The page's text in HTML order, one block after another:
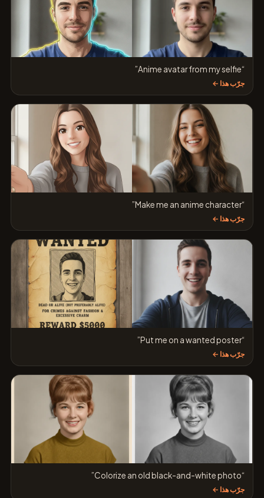
“Anime avatar from my selfie”
جرّب هذا ←
“Make me an anime character”
جرّب هذا ←
“Put me on a wanted poster”
جرّب هذا ←
“Colorize an old black-and-white photo”
جرّب هذا ←